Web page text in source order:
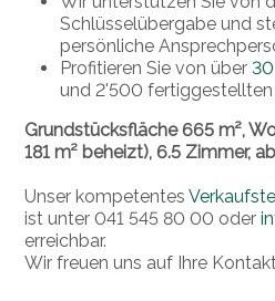
Schlüsselübergabe und
persönliche
Profitieren Sie von über
und 2'500 fertiggestellten
Grundstücksfläche 665 m²,
181 m² beheizt), 6.5 Zimmer,
Unser kompetentes
ist unter 041 545 80 00 oder
erreichbar.
Wir freuen uns auf Ihre